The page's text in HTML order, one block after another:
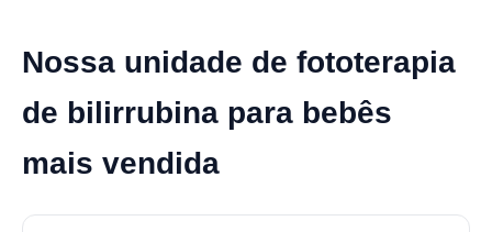
Nossa unidade de fototerapia
de bilirrubina para bebês
mais vendida